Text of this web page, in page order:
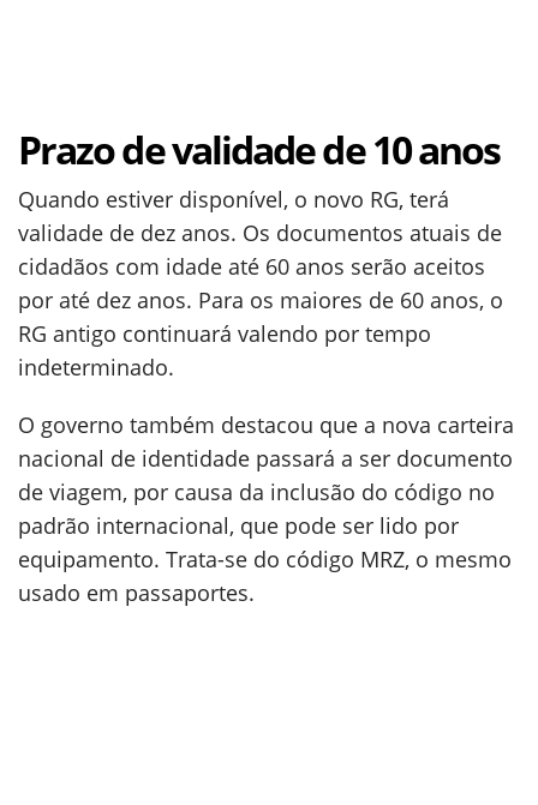
Prazo de validade de 10 anos
Quando estiver disponível, o novo RG, terá
validade de dez anos. Os documentos atuais de
cidadãos com idade até 60 anos serão aceitos
por até dez anos. Para os maiores de 60 anos, o
RG antigo continuará valendo por tempo
indeterminado.
O governo também destacou que a nova carteira
nacional de identidade passará a ser documento
de viagem, por causa da inclusão do código no
padrão internacional, que pode ser lido por
equipamento. Trata-se do código MRZ, o mesmo
usado em passaportes.